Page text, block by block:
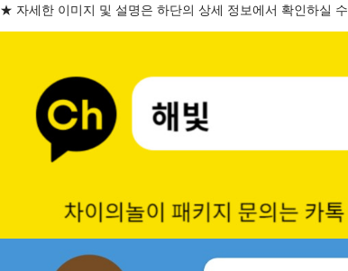
★ 자세한 이미지 및 설명은 하단의 상세 정보에서 확인하실